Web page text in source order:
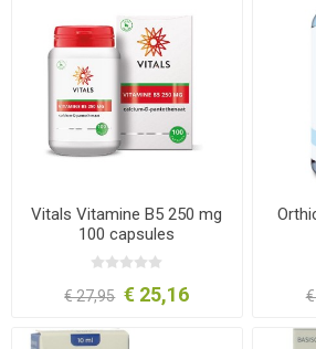
Vitals Vitamine B5 250 mg
100 capsules
€ 27,95 € 25,16